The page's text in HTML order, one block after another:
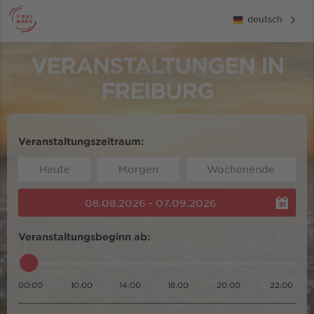
deutsch
VERANSTALTUNGEN IN
FREIBURG
Veranstaltungszeitraum:
Heute Morgen Wochenende
08.08.2026 - 07.09.2026
Veranstaltungsbeginn ab:
00:00 10:00 14:00 18:00 20:00 22:00